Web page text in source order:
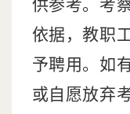
供参考。考
依据，教职
予聘用。如
或自愿放弃